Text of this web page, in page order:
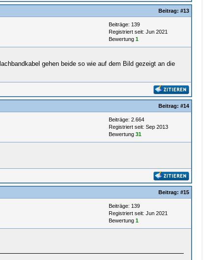
Beitrag: #13
Beiträge: 139
Registriert seit: Jun 2021
Bewertung 1
gehen beide so wie auf dem Bild gezeigt an die
Beitrag: #14
Beiträge: 2.664
Registriert seit: Sep 2013
Bewertung 31
Beitrag: #15
Beiträge: 139
Registriert seit: Jun 2021
Bewertung 1